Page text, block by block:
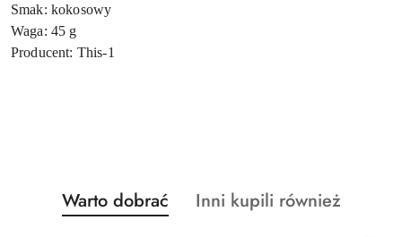
Smak: kokosowy
Waga: 45 g
Producent: This-1
Pomiń karuzelę produktów
Produkty
o
Warto dobrać
Produkty
Inni kupili również